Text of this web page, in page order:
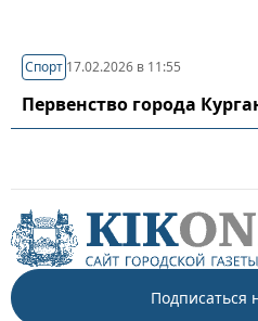
Спорт 17.02.2026 в 11:55
Первенство города
Подписаться